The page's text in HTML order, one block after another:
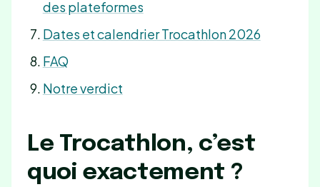
des plateformes
Dates et calendrier Trocathlon 2026
FAQ
Notre verdict
Le Trocathlon, c’est
quoi exactement ?